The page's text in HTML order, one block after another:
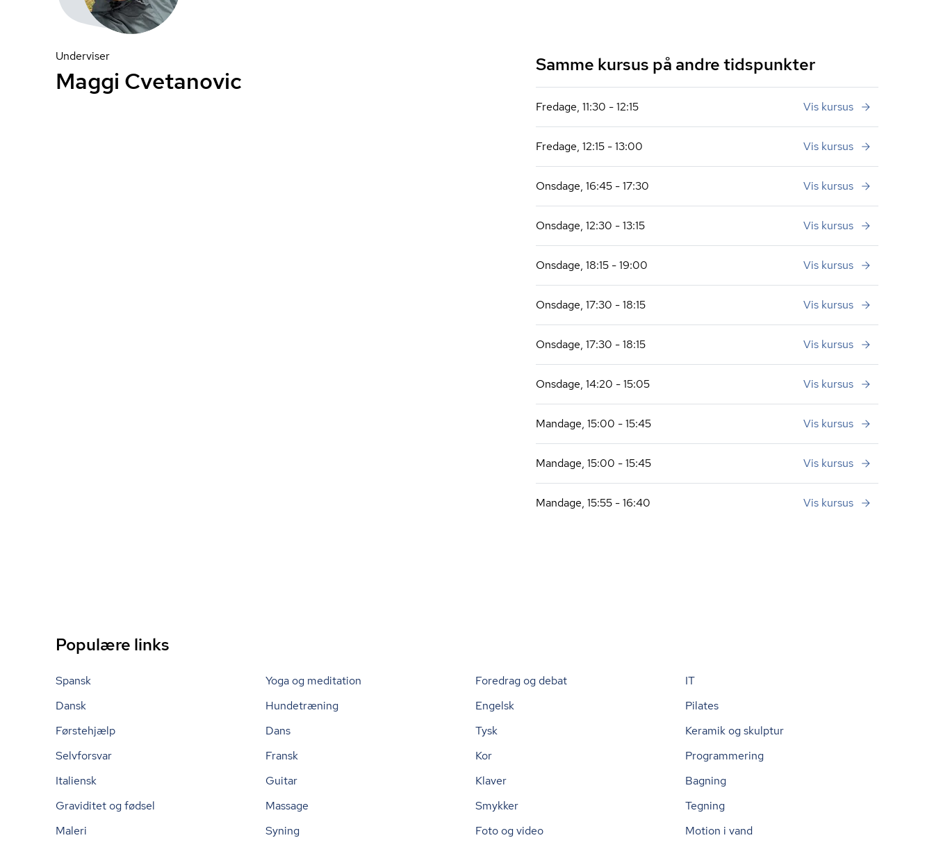
Underviser
Maggi Cvetanovic
Samme kursus på andre tidspunkter
Fredage, 11:30 - 12:15 Vis kursus
Fredage, 12:15 - 13:00 Vis kursus
Onsdage, 16:45 - 17:30 Vis kursus
Onsdage, 12:30 - 13:15 Vis kursus
Onsdage, 18:15 - 19:00 Vis kursus
Onsdage, 17:30 - 18:15 Vis kursus
Onsdage, 17:30 - 18:15 Vis kursus
Onsdage, 14:20 - 15:05 Vis kursus
Mandage, 15:00 - 15:45 Vis kursus
Mandage, 15:00 - 15:45 Vis kursus
Mandage, 15:55 - 16:40 Vis kursus
Populære links
Spansk Yoga og meditation Foredrag og debat
IT
Dansk
Hundetræning Engelsk
Pilates
Førstehjælp
Dans Tysk
Keramik og skulptur
Selvforsvar
Fransk Kor
Programmering
Italiensk
Guitar Klaver
Bagning
Graviditet og fødsel
Massage Smykker
Tegning
Maleri
Syning Foto og video Motion i vand